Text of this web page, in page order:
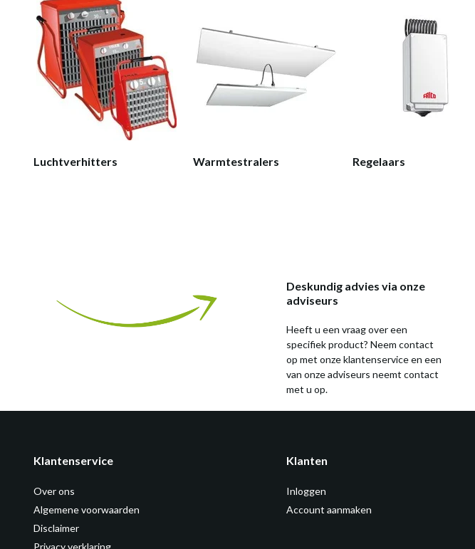
Luchtverhitters Warmtestralers Regelaars
Deskundig advies via onze
adviseurs
Heeft u een vraag over een
specifiek product? Neem contact
op met onze klantenservice en een
van onze adviseurs neemt contact
met u op.
Klantenservice
Over ons
Algemene voorwaarden
Disclaimer
Privacy verklaring
Klanten
Inloggen
Account aanmaken